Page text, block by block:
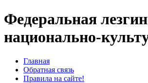
Федеральная
национально-
Главная
Обратная связь
Правила на сайте!